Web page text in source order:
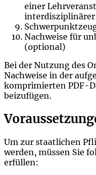
einer
Nachweise für
(optional)
Bei der Nutzung des
Nachweise in der
komprimierten PDF-
beizufügen.
Um zur staatlichen
werden, müssen Sie
erfüllen: